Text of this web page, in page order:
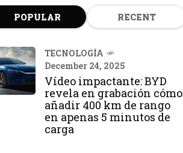
POPULAR RECENT
TECNOLOGÍA
December 24, 2025
Vídeo impactante: BYD
revela en grabación cómo
añadir 400 km de rango
en apenas 5 minutos de
carga